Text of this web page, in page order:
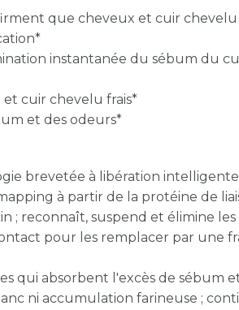
que cheveux et cuir chevelu
instantanée du sébum du
et cuir chevelu frais*
et des odeurs*
brevetée à libération
à partir de la protéine de
; reconnaît, suspend et élimine les
pour les remplacer par une
qui absorbent l'excès de sébum
ni accumulation farineuse ;